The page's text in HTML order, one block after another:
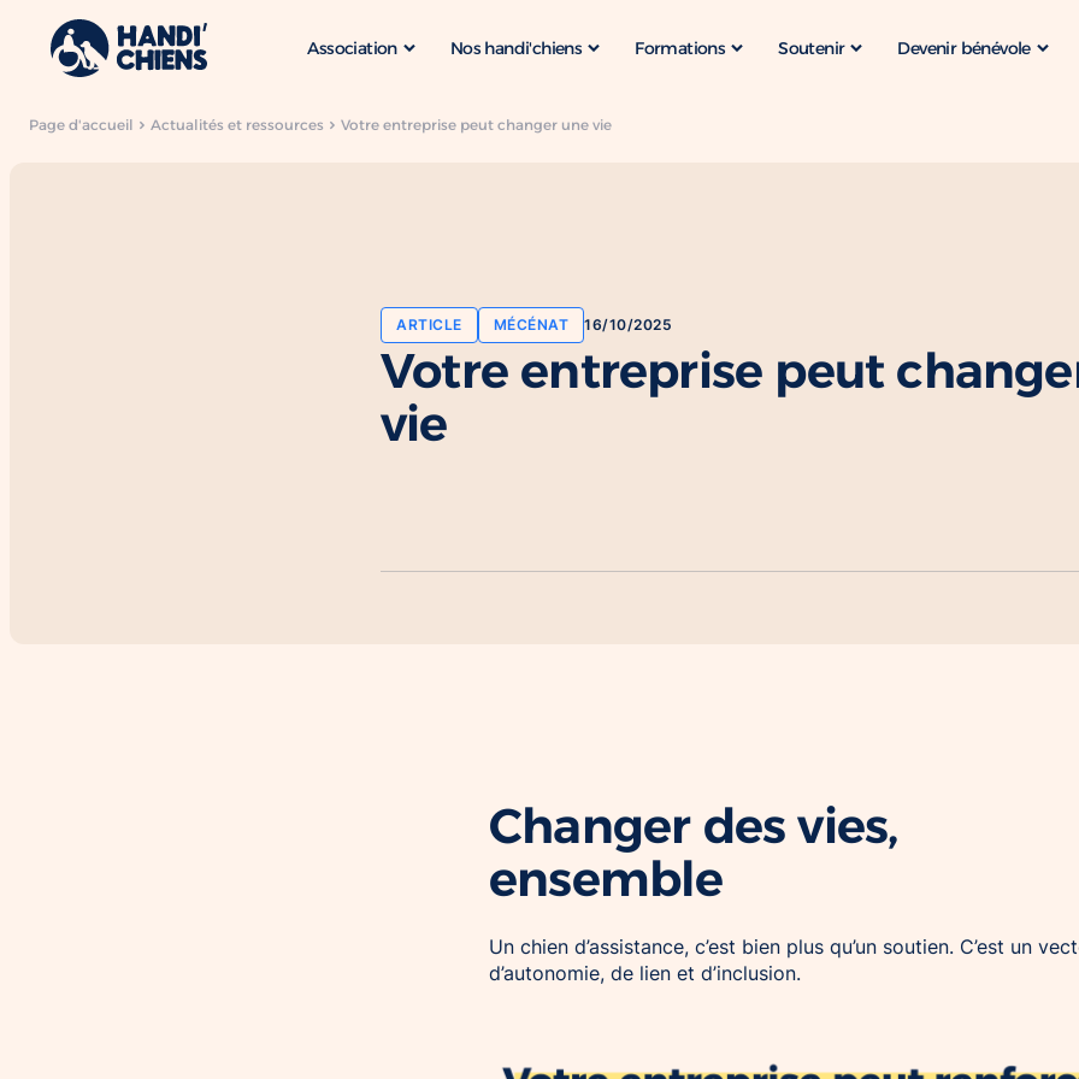
Association Nos handi'chiens Formations Soutenir Devenir bénévole
Page d'accueil Actualités et ressources Votre entreprise peut changer une vie
ARTICLE MÉCÉNAT 16/10/2025
Votre entreprise peut
vie
Changer des vies,
ensemble
Un chien d’assistance, c’est bien plus qu’un soutien. C’est un
d’autonomie, de lien et d’inclusion.